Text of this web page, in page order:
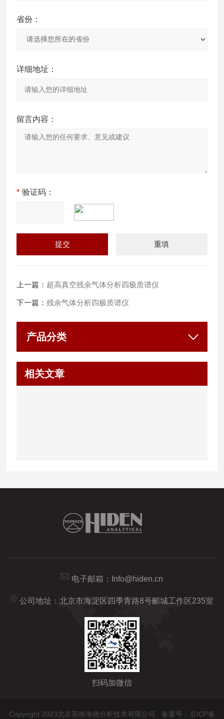
省份：
详细地址：
留言内容：
* 验证码：
上一篇： 超高真空残余气体分析四极质谱仪
下一篇：残余气体分析四极质谱仪
产品分类
相关文章
电子邮箱： Info@hiden.cn
公司地址：北京市海淀区四季青路8号郦城工作区235室
扫码加微信
Copyright 2023北京英格海德分析技术有限公司 备案号：京ICP备